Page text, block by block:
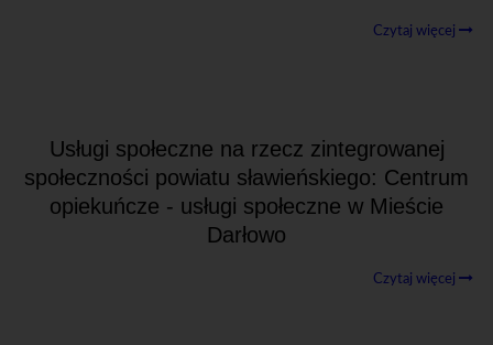
Czytaj więcej
Usługi społeczne na rzecz zintegrowanej
społeczności powiatu sławieńskiego: Centrum
opiekuńcze - usługi społeczne w Mieście
Darłowo
Czytaj więcej